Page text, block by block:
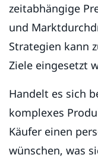
zeitabhängige
und
Strategien kann
Ziele eingesetzt
Handelt es sich
komplexes
Käufer einen
wünschen, was